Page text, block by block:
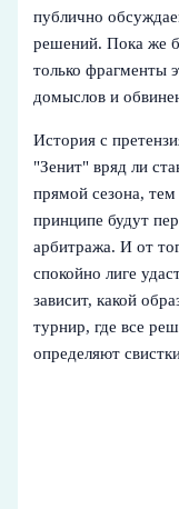
публично
решений. Пока же
только фрагменты
домыслов и
История с
"Зенит" вряд ли
прямой сезона,
принципе будут
арбитража. И от
спокойно лиге
зависит, какой
турнир, где все
определяют